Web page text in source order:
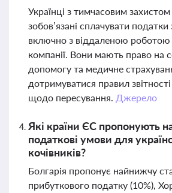
Українці з тимчасовим захистом
зобов’язані сплачувати податки
включно з віддаленою роботою
компанії. Вони мають право на
допомогу та медичне
дотримуватися правил
щодо пересування. Джерело
Які країни ЄС пропонують
податкові умови для
кочівників?
Болгарія пропонує найнижчу
прибуткового податку (10%),